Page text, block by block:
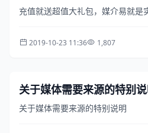
充值就送超值大礼包，媒介易就是
2019-10-23 11:36 1,807
关于媒体需要来源的特别
关于媒体需要来源的特别说明